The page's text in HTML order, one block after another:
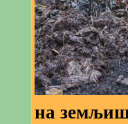
на